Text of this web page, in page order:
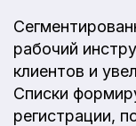
рабочий
клиентов и
Списки
регистрации,